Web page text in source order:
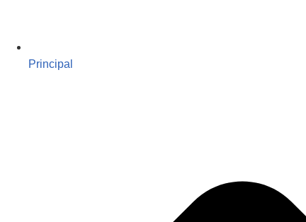
Principal